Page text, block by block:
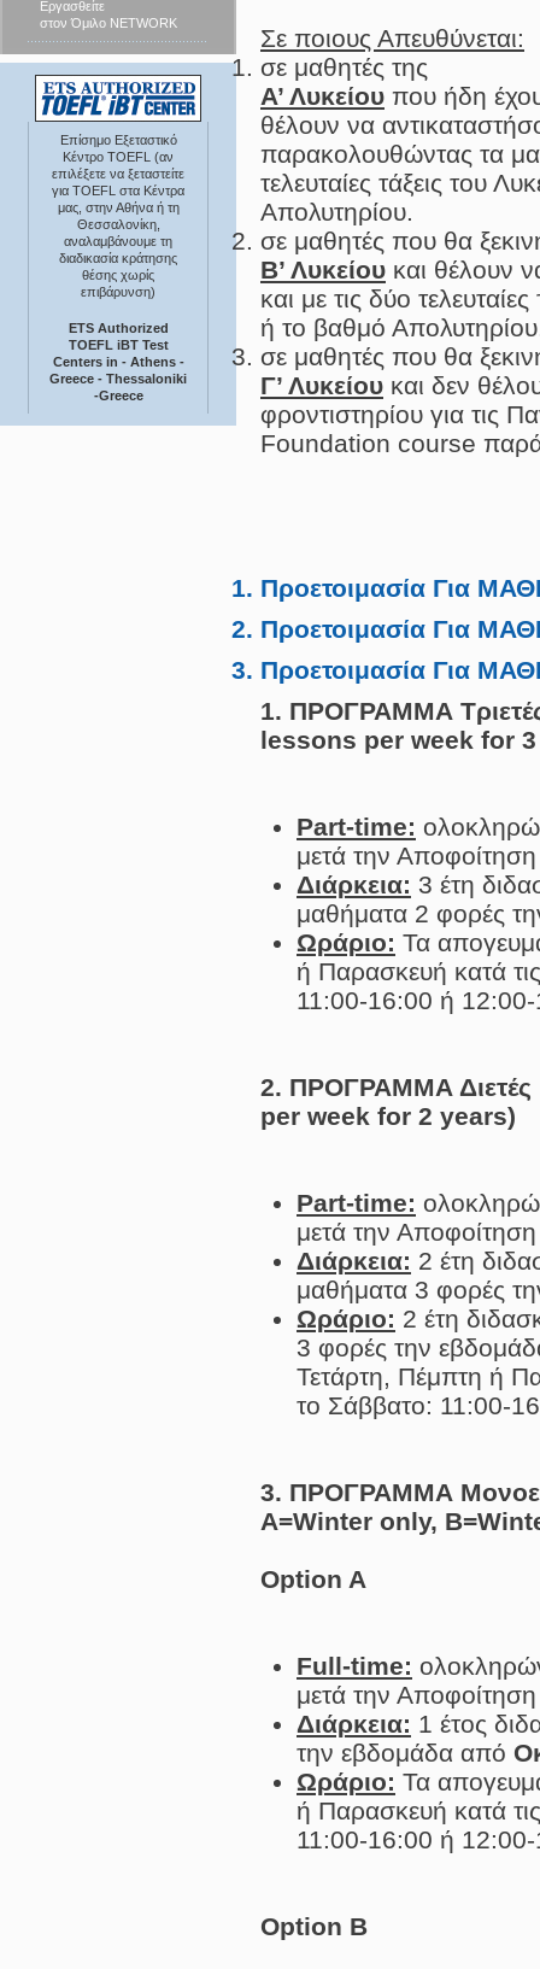
Εργασθείτε
στον Όμιλο NETWORK
Επίσημο Εξεταστικό
Κέντρο TOEFL (αν
επιλέξετε να ξεταστείτε
για TOEFL στα Κέντρα
μας, στην Αθήνα ή τη
Θεσσαλονίκη,
αναλαμβάνουμε τη
διαδικασία κράτησης
θέσης χωρίς
επιβάρυνση)
ETS Authorized
TOEFL iBT Test
Centers in - Athens -
Greece - Thessaloniki
-Greece
Σε ποιους Απευθύνεται:
σε μαθητές της
Α’ Λυκείου που ήδη
θέλουν να
παρακολουθώντας τα
τελευταίες τάξεις του
Απολυτηρίου.
σε μαθητές που θα
Β’ Λυκείου και θέλουν
και με τις δύο
ή το βαθμό
σε μαθητές που θα
Γ’ Λυκείου και δεν
φροντιστηρίου για τις
Foundation course
Προετοιμασία Για
Προετοιμασία Για
Προετοιμασία Για
1. ΠΡΟΓΡΑΜΜΑ
lessons per week for
Part-time:
μετά την
Διάρκεια: 3 έτη
μαθήματα 2 φορές
Ωράριο: Τα
ή Παρασκευή κατά
11:00-16:00 ή
2. ΠΡΟΓΡΑΜΜΑ Διετές
per week for 2 years)
Part-time:
μετά την
Διάρκεια: 2 έτη
μαθήματα 3 φορές
Ωράριο: 2 έτη
3 φορές την
Τετάρτη, Πέμπτη ή
το Σάββατο: 11:00-
3. ΠΡΟΓΡΑΜΜΑ
A=Winter only,
Option A
Full-time:
μετά την
Διάρκεια: 1 έτoς
την εβδομάδα από
Ωράριο: Τα
ή Παρασκευή κατά
11:00-16:00 ή
Option B